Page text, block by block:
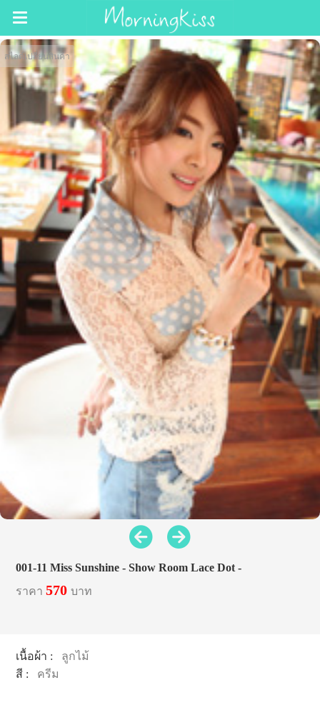
สไลด์เปลี่ยนสินค้า
001-11 Miss Sunshine - Show Room Lace Dot -
ราคา570บาท
เนื้อผ้า : ลูกไม้
สี : ครีม